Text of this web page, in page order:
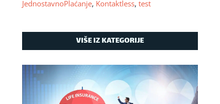
JednostavnoPlaćanje, Kontaktless, test
VIŠE IZ KATEGORIJE